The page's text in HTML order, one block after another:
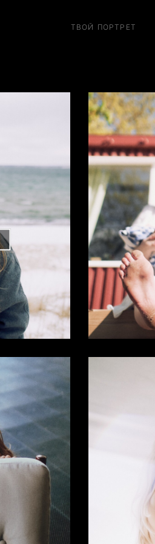
ТВОЙ ПОРТРЕТ